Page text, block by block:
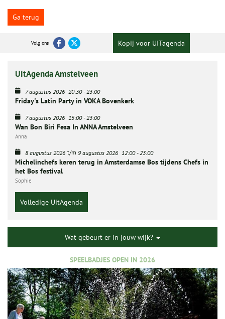
Ga terug
Volg ons Kopij voor UITagenda
UitAgenda Amstelveen
7 augustus 2026 20:30-23:00
Friday's Latin Party in VOKA Bovenkerk
7 augustus 2026 15:00-23:00
Wan Bon Biri Fesa In ANNA Amstelveen
Anna
8 augustus 2026 t/m 9 augustus 2026 12:00-23:00
Michelinchefs keren terug in Amsterdamse Bos tijdens Chefs in
het Bos festival
Sophie
Volledige UitAgenda
Wat gebeurt er in jouw wijk?
SPEELBADJES OPEN IN 2026